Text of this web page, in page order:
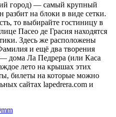
город) — самый крупный
разбит на блоки в виде сетки.
то выбирайте гостиницу в
Пасео де Грасия находятся
Здесь же расположены
и ещё два творения
дома Ла Педрера (или Каса
лето на крышах этих
билеты на которые можно
сайтах lapedrera.com и